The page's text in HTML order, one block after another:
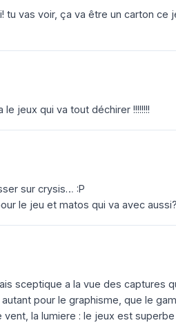
tu vas voir, ça va être un carton
jeux qui va tout déchirer !!!!!!!!
sur crysis… :P
le jeu et matos qui va avec
sceptique a la vue des captures
pour le graphisme, que le
vent, la lumiere : le jeux est